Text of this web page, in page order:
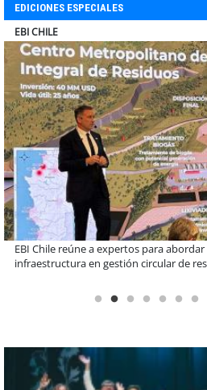
EDICIONES ESPECIALES
SOPRAVAL
Más de 1.600 alumnos han sido parte
Sopraval en lo que va del año